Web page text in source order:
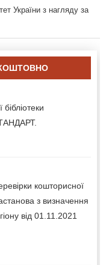
України з нагляду за
кошторисної
з визначення
від 01.11.2021